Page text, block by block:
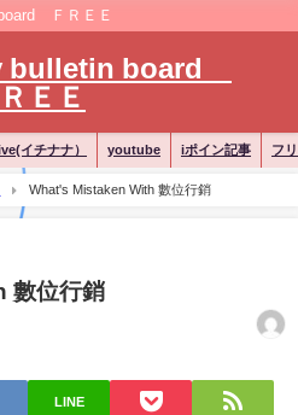
ＦＲＥＥ
bulletin board
ＥＥ
イチナナ） youtube iポイン記事 フ
What's Mistaken With 數位行銷
數位行銷
LINE